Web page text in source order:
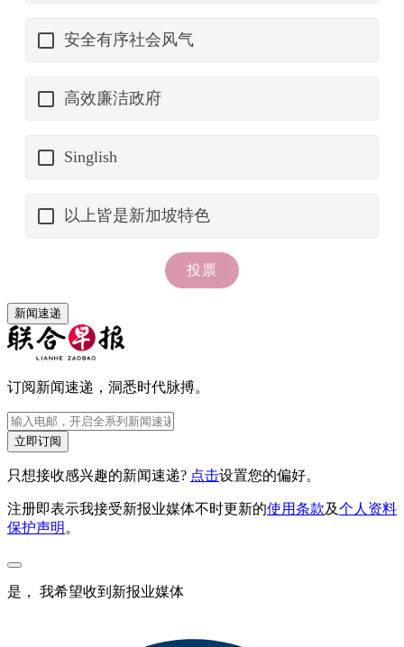
新闻速递
订阅新闻速递，洞悉时代脉搏。
立即订阅
只想接收感兴趣的新闻速递? 点击设置您的偏好。
注册即表示我接受新报业媒体不时更新的使用条款及个人资料
保护声明 。
是， 我希望收到新报业媒体